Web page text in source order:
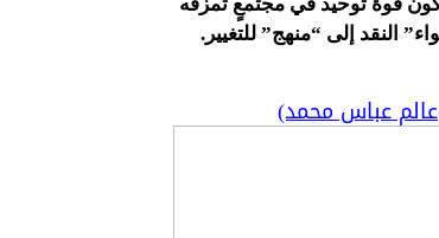
النقد إلى “منهج” للتغيير.
عباس محمد)